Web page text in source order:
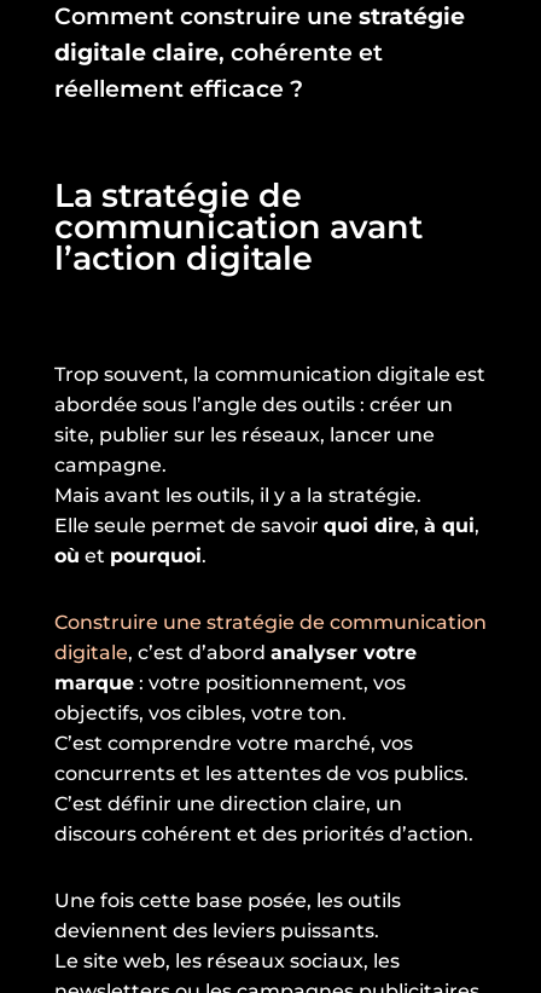
Comment construire une stratégie
digitale claire, cohérente et
réellement efficace ?
La stratégie de
communication avant
l’action digitale
Trop souvent, la communication digitale est
abordée sous l’angle des outils : créer un
site, publier sur les réseaux, lancer une
campagne.
Mais avant les outils, il y a la stratégie.
Elle seule permet de savoir quoi dire, à qui,
où et pourquoi.
Construire une stratégie de communication
digitale, c’est d’abord analyser votre
marque: votre positionnement, vos
objectifs, vos cibles, votre ton.
C’est comprendre votre marché, vos
concurrents et les attentes de vos publics.
C’est définir une direction claire, un
discours cohérent et des priorités d’action.
Une fois cette base posée, les outils
deviennent des leviers puissants.
Le site web, les réseaux sociaux, les